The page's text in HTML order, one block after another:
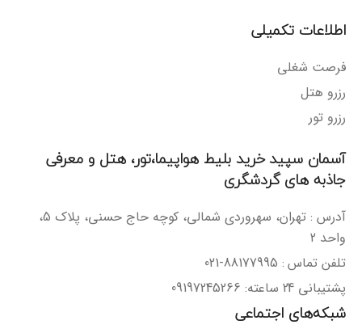
اطلاعات تکمیلی
فرصت شغلی
رزرو هتل
رزرو تور
آسمان سپید خرید بلیط هواپیما،تور، هتل و معرفی
جاذبه های گردشگری
آدرس : تهران، سهروردی شمالی، کوچه حاج حسنی، پلاک 5،
واحد 2
تلفن تماس : 88177995-021
پشتیبانی 24 ساعته: 09197245266
شبکه‌های اجتماعی